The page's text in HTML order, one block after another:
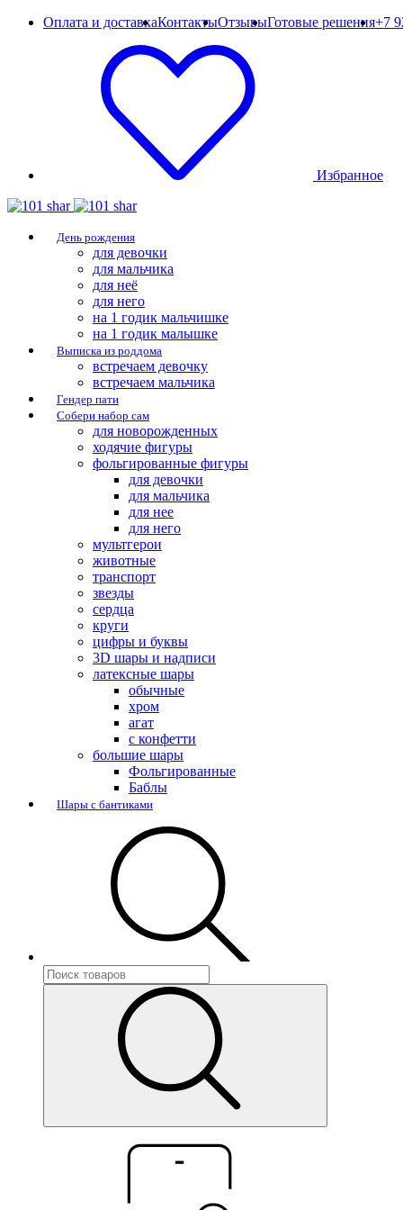
Оплата и доставкаКонтактыОтзывыГотовые решения+7
Избранное
День рождения
для девочки
для мальчика
для неё
для него
на 1 годик мальчишке
на 1 годик малышке
Выписка из роддома
встречаем девочку
встречаем мальчика
Гендер пати
Собери набор сам
для новорожденных
ходячие фигуры
фольгированные фигуры
для девочки
для мальчика
для нее
для него
мультгерои
животные
транспорт
звезды
сердца
круги
цифры и буквы
3D шары и надписи
латексные шары
обычные
хром
агат
с конфетти
большие шары
Фольгированные
Баблы
Шары с бантиками